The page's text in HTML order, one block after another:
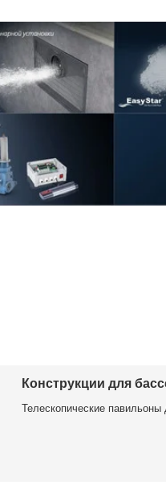
Конструкции для
Телескопические павильоны